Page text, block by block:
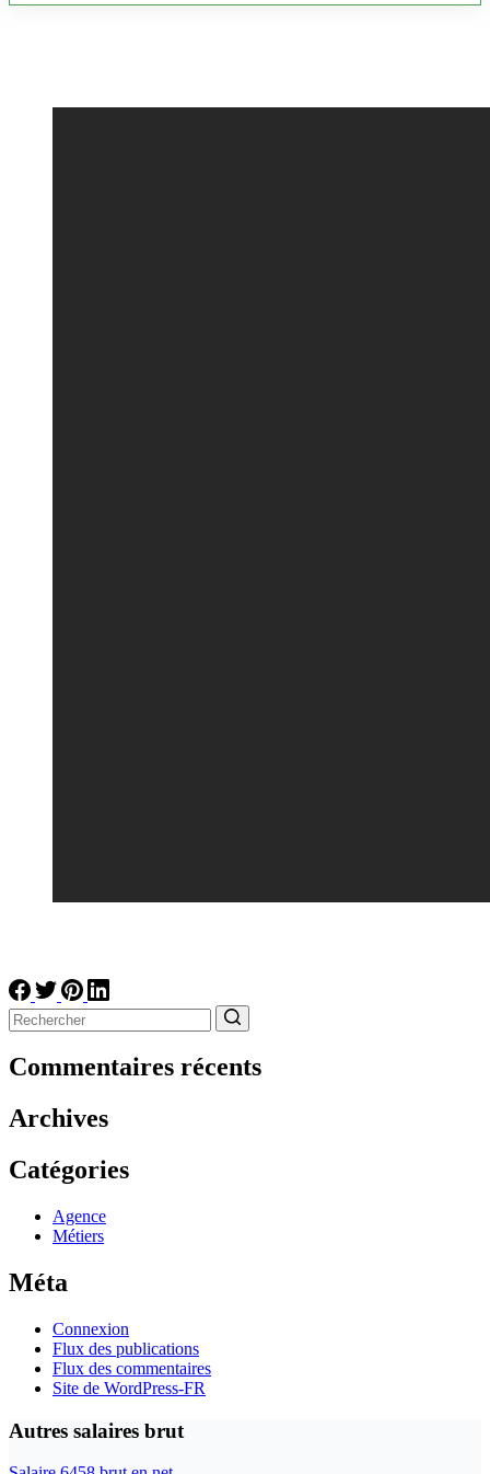
résultat
Commentaires récents
Archives
Catégories
Agence
Métiers
Méta
Connexion
Flux des publications
Flux des commentaires
Site de WordPress-FR
Autres salaires brut